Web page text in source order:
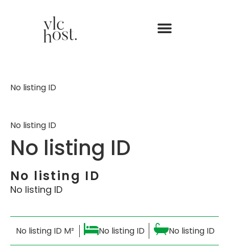
No listing ID
No listing ID
No listing ID
No listing ID
No listing ID M² No listing ID No listing ID
No listing ID